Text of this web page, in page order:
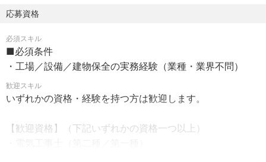
これまでの設備経験・機械メンテナンス経験を活かして業
円／月）
■社員寮／借上社宅
■単身者帰省旅費
■U・Iターン支援あり
■財形貯蓄
■社員持株制度
■退職金制度
応募資格
必須スキル
■必須条件
・工場／設備／建物保全の実務経験（業種・業界不問）
歓迎スキル
いずれかの資格・経験を持つ方は歓迎します。
【歓迎資格】（下記いずれかの資格一つ以上）